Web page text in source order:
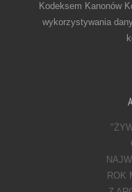
Kodeksem Kanonów
wykorzystywania
ROK